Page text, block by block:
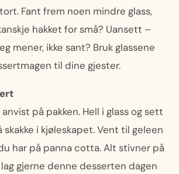
Fant frem noen mindre glass,
hakket for små? Uansett –
mener, ikke sant? Bruk glassene
til dine gjester.
på pakken. Hell i glass og sett
skakke i kjøleskapet. Vent til geleen
har på panna cotta. Alt stivner på
gjerne denne desserten dagen